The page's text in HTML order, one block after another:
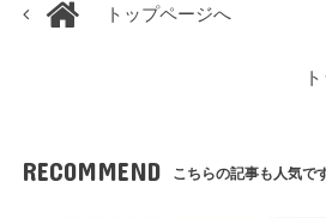
トップページへ
RECOMMEND こちらの記事も人気で